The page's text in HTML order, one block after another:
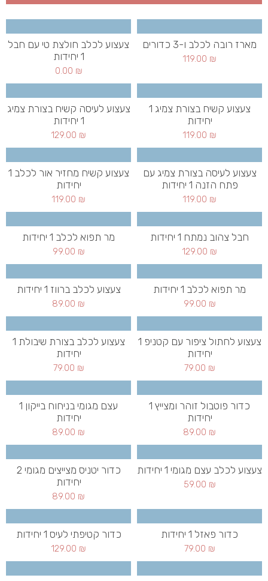
מארז רובה לכלב ו-3 כדורים
119.00 ₪
צעצוע לכלב חולצת טי עם חבל
1 יחידות
0.00 ₪
צעצוע קשיח בצורת צמיג 1
יחידות
119.00 ₪
צעצוע לעיסה קשיח בצורת צמיג
1 יחידות
129.00 ₪
צעצוע לעיסה בצורת צמיג עם
פתח הזנה 1 יחידות
119.00 ₪
צעצוע קשיח מחזיר אור לכלב 1
יחידות
119.00 ₪
חבל צהוב נמתח 1 יחידות
129.00 ₪
מר תפוא לכלב 1 יחידות
99.00 ₪
מר תפוא לכלב 1 יחידות
99.00 ₪
צעצוע לכלב ברווז 1 יחידות
89.00 ₪
צעצוע לחתול ציפור עם קטניפ 1
יחידות
79.00 ₪
צעצוע לכלב בצורת שיבולת 1
יחידות
79.00 ₪
כדור פוטבול זוהר ומצייץ 1
יחידות
89.00 ₪
עצם מגומי בניחוח בייקון 1
יחידות
89.00 ₪
צעצוע לכלב עצם מגומי 1 יחידות
59.00 ₪
כדור יטניס מצייצים מגומי 2
יחידות
89.00 ₪
כדור פאזל 1 יחידות
79.00 ₪
כדור קטיפתי לעיס 1 יחידות
129.00 ₪